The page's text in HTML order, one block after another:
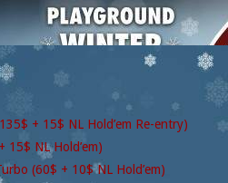
+ 15$ NL Hold’em Re-entry)
15$ NL Hold’em)
(60$ + 10$ NL Hold’em)